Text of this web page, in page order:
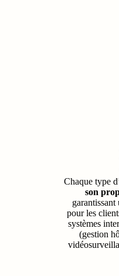
Chaque type
son
pour les
systèmes
(gestion